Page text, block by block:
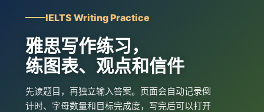
IELTS Writing Practice
雅思写作练习，
练图表、观点和信件
先读题目，再独立输入答案。页面会自动记录倒
计时、字母数量和目标完成度，写完后可以打开